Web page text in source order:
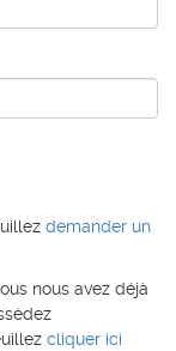
demander un
nous avez déjà
cliquer ici